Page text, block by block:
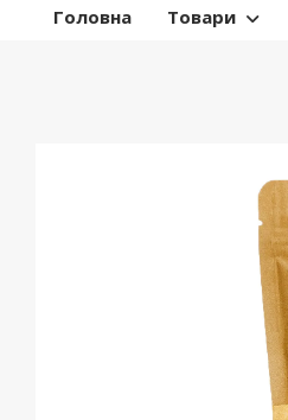
Головна Товари